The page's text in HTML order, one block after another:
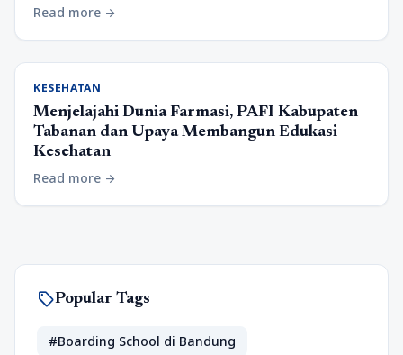
Read more arrow_forward
KESEHATAN
Menjelajahi Dunia Farmasi, PAFI Kabupaten
Tabanan dan Upaya Membangun Edukasi
Kesehatan
Read more arrow_forward
sellPopular Tags
#Boarding School di Bandung